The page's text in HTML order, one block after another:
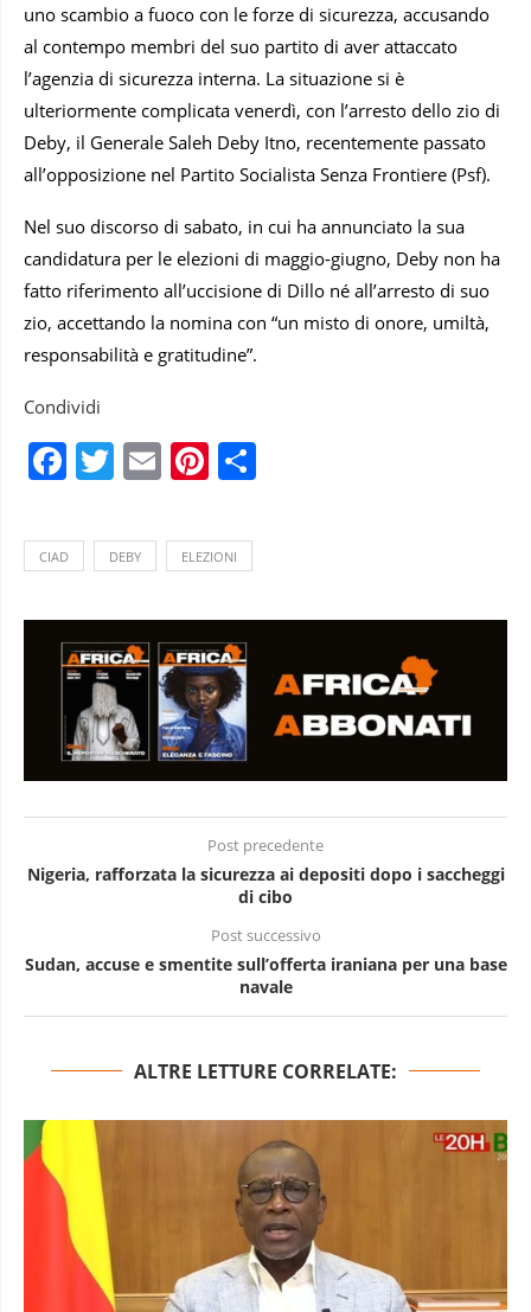
uno scambio a fuoco con le forze di sicurezza, accusando
al contempo membri del suo partito di aver attaccato
l’agenzia di sicurezza interna. La situazione si è
ulteriormente complicata venerdì, con l’arresto dello zio di
Deby, il Generale Saleh Deby Itno, recentemente passato
all’opposizione nel Partito Socialista Senza Frontiere (Psf).
Nel suo discorso di sabato, in cui ha annunciato la sua
candidatura per le elezioni di maggio-giugno, Deby non ha
fatto riferimento all’uccisione di Dillo né all’arresto di suo
zio, accettando la nomina con “un misto di onore, umiltà,
responsabilità e gratitudine”.
Condividi
Facebook
Twitter
EmailPinterest
CIAD DEBY ELEZIONI
Post precedente
Nigeria, rafforzata la sicurezza ai depositi dopo i saccheggi
di cibo
Post successivo
Sudan, accuse e smentite sull’offerta iraniana per una base
navale
ALTRE LETTURE CORRELATE: